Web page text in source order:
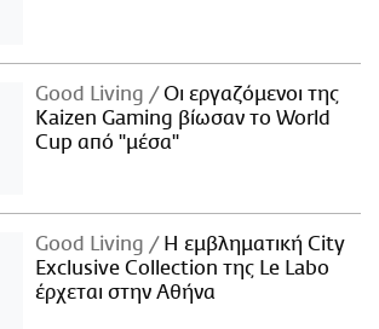
Good Living
Οι εργαζόμενοι της
Kaizen Gaming βίωσαν το World
Cup από "μέσα"
Good Living
Η εμβληματική City
Exclusive Collection της Le Labo
έρχεται στην Αθήνα